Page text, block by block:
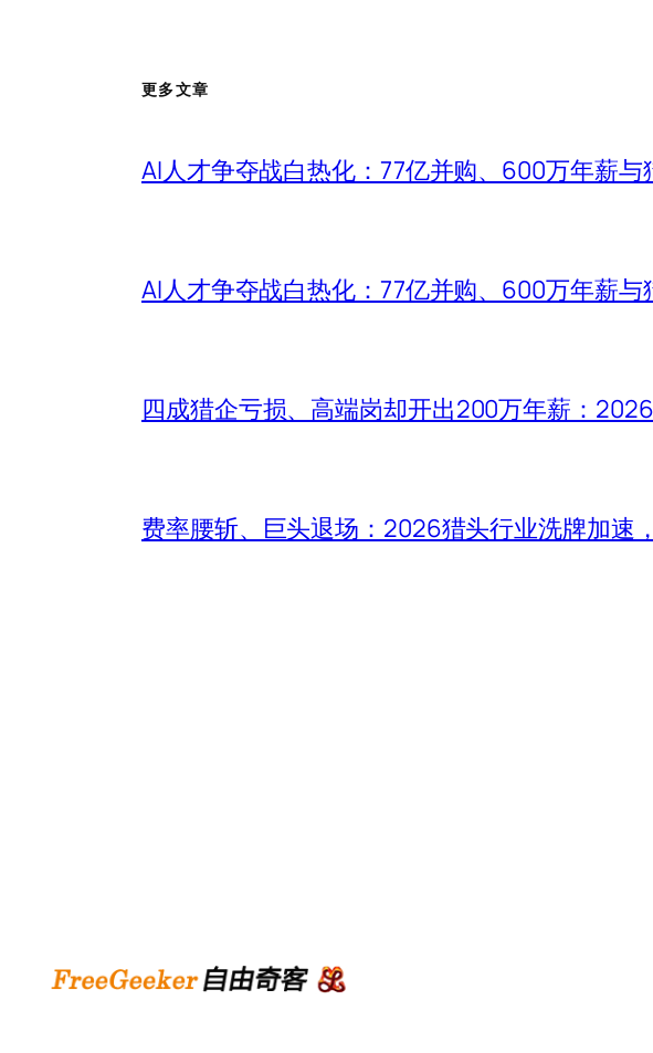
更多文章
AI人才争夺战白热化：77亿并购、600万年薪
AI人才争夺战白热化：77亿并购、600万年薪
四成猎企亏损、高端岗却开出200万年薪：
费率腰斩、巨头退场：2026猎头行业洗牌加速